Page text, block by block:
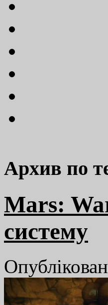
Архив по
Mars:
систему